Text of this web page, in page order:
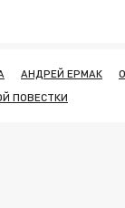
АНДРЕЙ ЕРМАК
ПОВЕСТКИ